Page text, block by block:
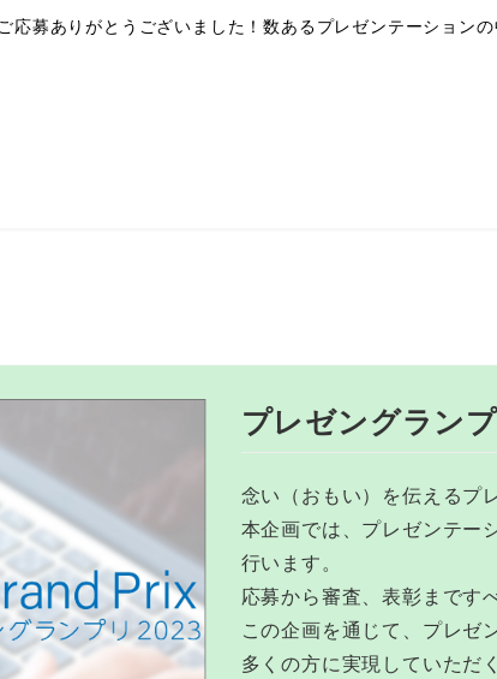
応募ありがとうございました！数あるプレゼンテーション
プレゼングラン
念い（おもい）を伝えるプ
本企画では、プレゼンテー
行います。
応募から審査、表彰まです
この企画を通じて、プレゼ
多くの方に実現していただ